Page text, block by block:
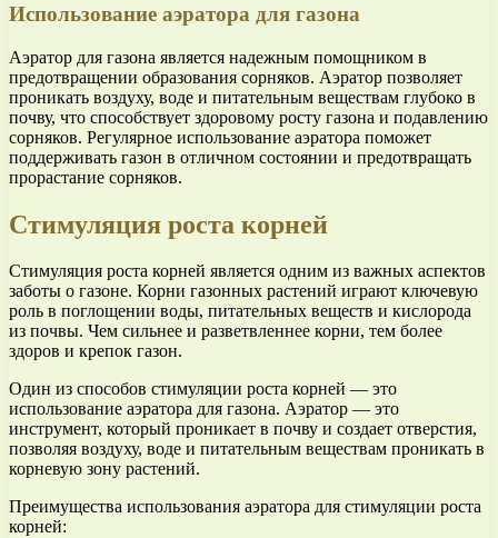
Использование аэратора для газона
Аэратор для газона является надежным помощником в
предотвращении образования сорняков. Аэратор позволяет
проникать воздуху, воде и питательным веществам глубоко в
почву, что способствует здоровому росту газона и подавлению
сорняков. Регулярное использование аэратора поможет
поддерживать газон в отличном состоянии и предотвращать
прорастание сорняков.
Стимуляция роста корней
Стимуляция роста корней является одним из важных аспектов
заботы о газоне. Корни газонных растений играют ключевую
роль в поглощении воды, питательных веществ и кислорода
из почвы. Чем сильнее и разветвленнее корни, тем более
здоров и крепок газон.
Один из способов стимуляции роста корней — это
использование аэратора для газона. Аэратор — это
инструмент, который проникает в почву и создает отверстия,
позволяя воздуху, воде и питательным веществам проникать в
корневую зону растений.
Преимущества использования аэратора для стимуляции роста
корней: